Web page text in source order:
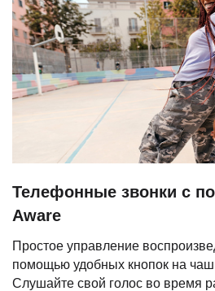
Телефонные звонки с
Aware
Простое управление
помощью удобных кнопок на
Слушайте свой голос во время